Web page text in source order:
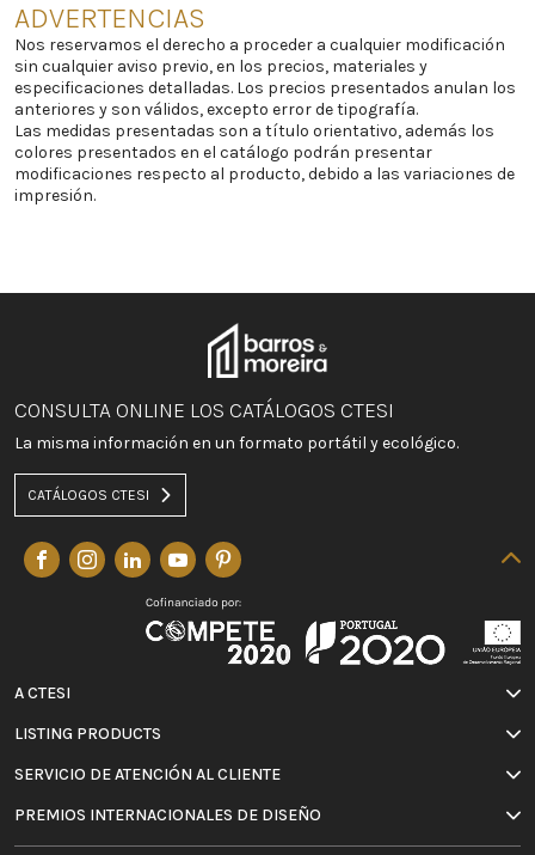
ADVERTENCIAS
Nos reservamos el derecho a proceder a cualquier modificación
sin cualquier aviso previo, en los precios, materiales y
especificaciones detalladas. Los precios presentados anulan los
anteriores y son válidos, excepto error de tipografía.
Las medidas presentadas son a título orientativo, además los
colores presentados en el catálogo podrán presentar
modificaciones respecto al producto, debido a las variaciones de
impresión.
CONSULTA ONLINE LOS CATÁLOGOS CTESI
La misma información en un formato portátil y ecológico.
CATÁLOGOS CTESI
A CTESI
LISTING PRODUCTS
SERVICIO DE ATENCIÓN AL CLIENTE
PREMIOS INTERNACIONALES DE DISEÑO